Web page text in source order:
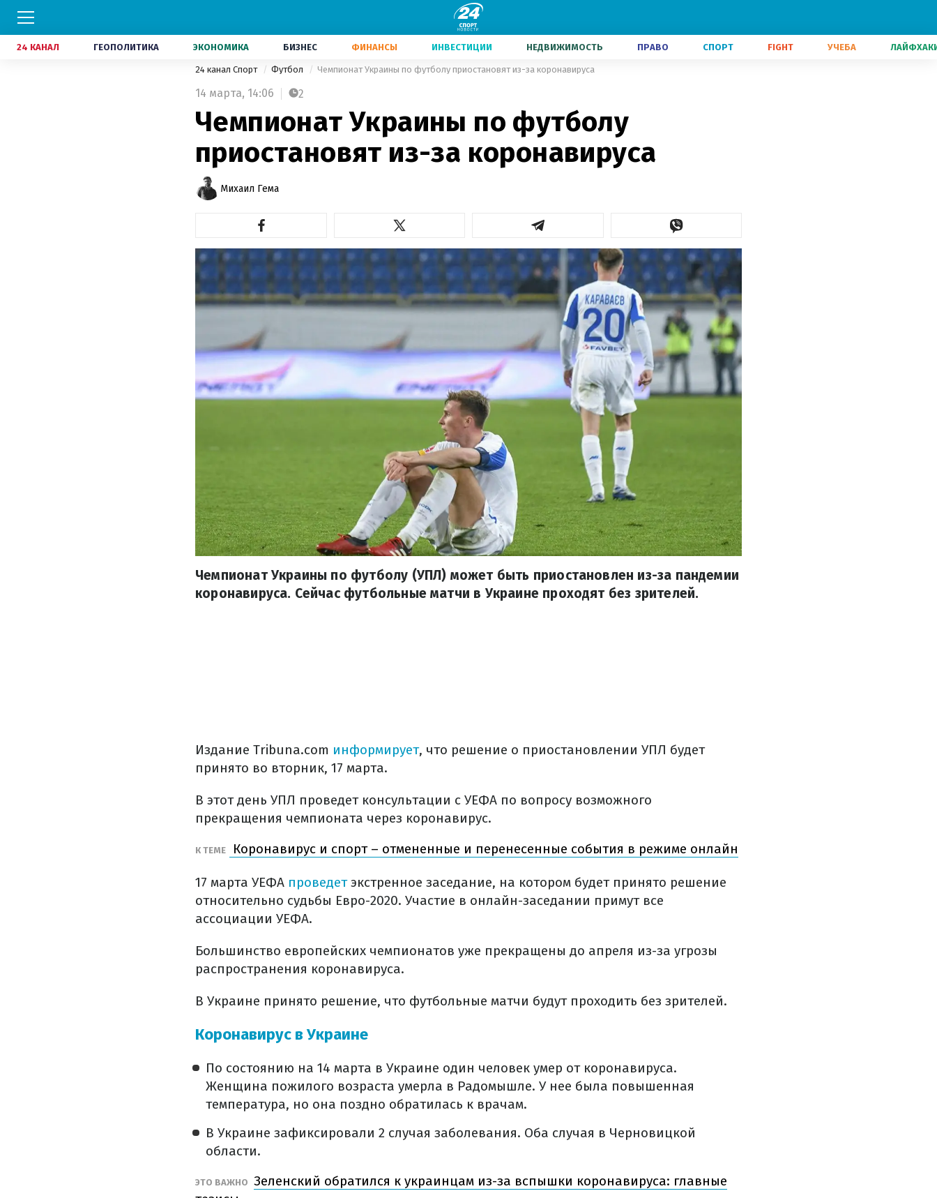
24 КАНАЛ ГЕОПОЛИТИКА ЭКОНОМИКА БИЗНЕС ФИНАНСЫ ИНВЕСТИЦИИ НЕДВИЖИМОСТЬ ПРАВО СПОРТ FIGHT УЧЕБА
24 канал Спорт Футбол Чемпионат Украины по футболу приостановят из-за коронавируса
14 марта, 14:06 2
Чемпионат Украины по футболу
приостановят из-за коронавируса
Михаил Гема
Чемпионат Украины по футболу (УПЛ) может быть приостановлен из-за пандемии
коронавируса. Сейчас футбольные матчи в Украине проходят без зрителей.
Издание Tribuna.com информирует, что решение о приостановлении УПЛ будет
принято во вторник, 17 марта.
В этот день УПЛ проведет консультации с УЕФА по вопросу возможного
прекращения чемпионата через коронавирус.
К ТЕМЕ Коронавирус и спорт – отмененные и перенесенные события в режиме онлайн
17 марта УЕФА проведетэкстренное заседание, на котором будет принято решение
относительно судьбы Евро-2020. Участие в онлайн-заседании примут все
ассоциации УЕФА.
Большинство европейских чемпионатов уже прекращены до апреля из-за угрозы
распространения коронавируса.
В Украине принято решение, что футбольные матчи будут проходить без зрителей.
Коронавирус в Украине
По состоянию на 14 марта в Украине один человек умер от коронавируса.
Женщина пожилого возраста умерла в Радомышле. У нее была повышенная
температура, но она поздно обратилась к врачам.
В Украине зафиксировали 2 случая заболевания. Оба случая в Черновицкой
области.
ЭТО ВАЖНО Зеленский обратился к украинцам из-за вспышки коронавируса: главные